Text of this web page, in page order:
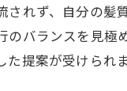
されず、自分の
のバランスを見極
た提案が受けられ